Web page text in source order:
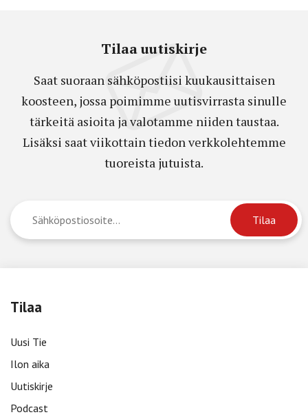
Tilaa uutiskirje
Saat suoraan sähköpostiisi kuukausittaisen
koosteen, jossa poimimme uutisvirrasta sinulle
tärkeitä asioita ja valotamme niiden taustaa.
Lisäksi saat viikottain tiedon verkkolehtemme
tuoreista jutuista.
Tilaa
Uusi Tie
Ilon aika
Uutiskirje
Podcast